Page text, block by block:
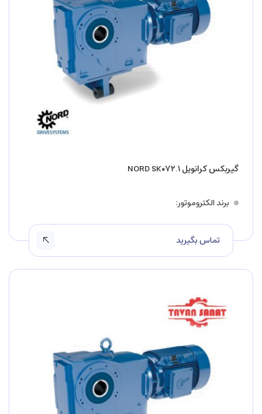
گیربکس کرانویل NORD SK۰۷۲.۱
برند الکتروموتور
تماس بگیرید